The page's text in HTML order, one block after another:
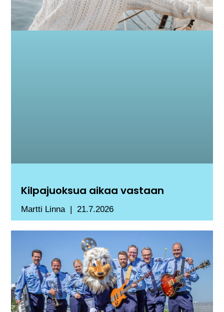
Kilpajuoksua aikaa vastaan
Martti Linna 21.7.2026